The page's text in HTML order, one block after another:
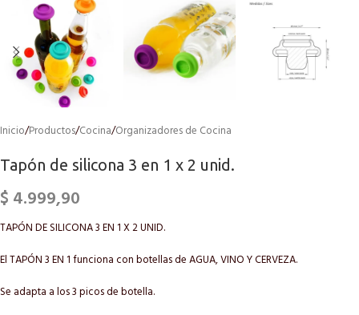
Inicio/Productos/Cocina/Organizadores de Cocina
Tapón de silicona 3 en 1 x 2 unid.
$ 4.999,90
TAPÓN DE SILICONA 3 EN 1 X 2 UNID.
El TAPÓN 3 EN 1 funciona con botellas de AGUA, VINO Y CERVEZA.
Se adapta a los 3 picos de botella.